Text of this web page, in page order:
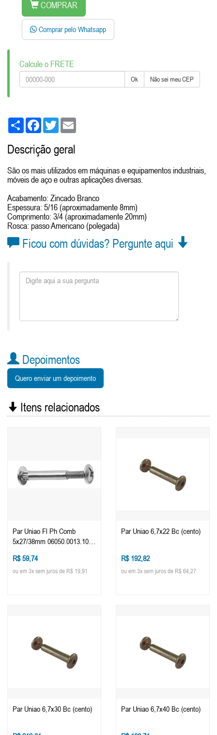
COMPRAR
Comprar pelo Whatsapp
Calcule o FRETE
Ok Não sei meu CEP
Share FacebookTwitter
Descrição geral
São os mais utilizados em máquinas e equipamentos industriais,
móveis de aço e outras aplicações diversas.
Acabamento: Zincado Branco
Espessura: 5/16 (aproximadamente 8mm)
Comprimento: 3/4 (aproximadamente 20mm)
Rosca: passo Americano (polegada)
Ficou com dúvidas? Pergunte aqui
Depoimentos
Quero enviar um depoimento
Itens relacionados
Par Uniao Fl Ph Comb
5x27/38mm 06050.0013.10
R$ 59,74
ou em 3x sem juros de R$ 19,91
Par Uniao 6,7x22 Bc (cento)
R$ 192,82
ou em 3x sem juros de R$ 64,27
Par Uniao 6,7x30 Bc (cento) Par Uniao 6,7x40 Bc (cento)